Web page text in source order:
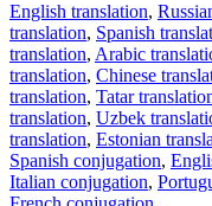
English translation,
translation, Spanish
translation, Arabic
translation, Chinese
translation, Tatar
translation, Uzbek
translation, Estonian
Spanish conjugation,
Italian conjugation,